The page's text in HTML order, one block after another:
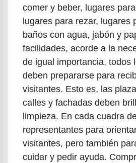
comer y beber, lugares
lugares para rezar, lugares
baños con agua, jabón y
facilidades, acorde a la
de igual importancia, todos
deben prepararse para
visitantes. Esto es, las
calles y fachadas deben
limpieza. En cada cuadra
representantes para
visitantes, pero también
cuidar y pedir ayuda.